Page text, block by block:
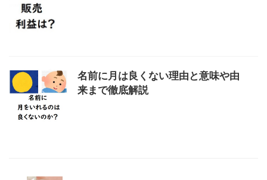
名前に月は良くない理由と意味や由
来まで徹底解説